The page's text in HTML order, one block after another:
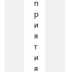
п
р
и
я
т
и
я